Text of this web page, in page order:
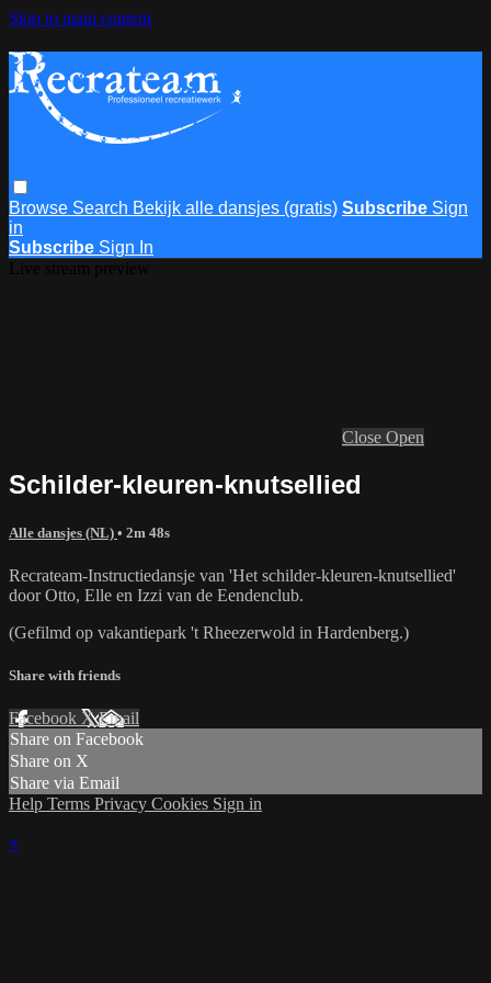
Skip to main content
Browse Search Bekijk alle dansjes (gratis) Subscribe Sign
in
Subscribe Sign In
Close Open
Schilder-kleuren-knutsellied
Alle dansjes (NL) • 2m 48s
Recrateam-Instructiedansje van 'Het schilder-kleuren-knutsellied'
door Otto, Elle en Izzi van de Eendenclub.
(Gefilmd op vakantiepark 't Rheezerwold in Hardenberg.)
Share with friends
Facebook XEmail
Share on Facebook
Share on X
Share via Email
Help Terms Privacy Cookies Sign in
×